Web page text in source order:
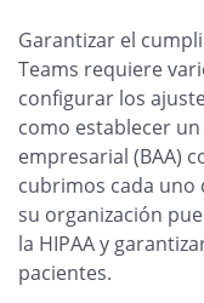
Garantizar el
Teams requiere
configurar los
como establecer
empresarial (BAA)
cubrimos cada uno
su organización
la HIPAA y
pacientes.